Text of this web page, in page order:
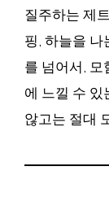
질주하는 제
핑, 하늘을 나
를 넘어서, 모
에 느낄 수 있
않고는 절대